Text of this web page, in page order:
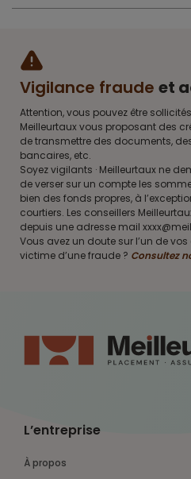
Vigilance fraude et
Attention, vous pouvez être
Meilleurtaux vous proposant des
de transmettre des documents,
bancaires, etc.
Soyez vigilants · Meilleurtaux ne
de verser sur un compte les
bien des fonds propres, à
courtiers. Les conseillers
depuis une adresse mail
Vous avez un doute sur l’un de
victime d’une fraude ? Consultez
L’entreprise
À propos